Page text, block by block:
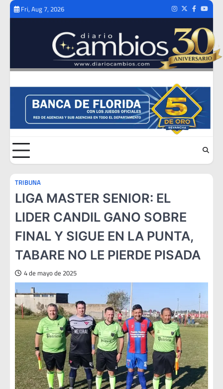
Skip
Fri, Aug 7, 2026 Instagram
TwitterFacebook
TRIBUNA
LIGA MASTER SENIOR: EL
LIDER CANDIL GANO SOBRE
FINAL Y SIGUE EN LA PUNTA,
TABARE NO LE PIERDE PISADA
4 de mayo de 2025